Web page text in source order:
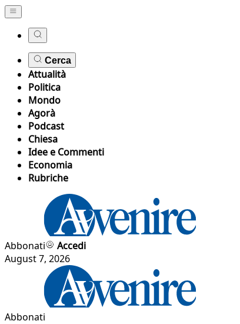
Cerca
Attualità
Politica
Mondo
Agorà
Podcast
Chiesa
Idee e Commenti
Economia
Rubriche
Abbonati
Accedi
August 7, 2026
Abbonati